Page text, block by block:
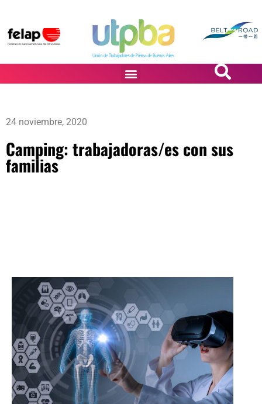
24 noviembre, 2020
Camping: trabajadoras/es con sus
familias